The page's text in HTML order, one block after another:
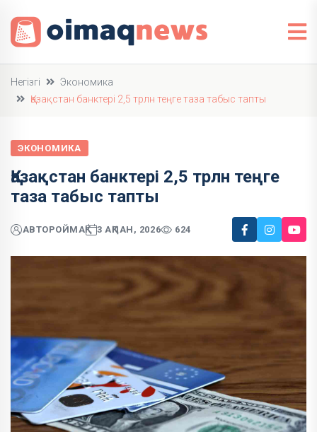
Негізгі
Экономика
Қазақстан банктері 2,5 трлн теңге таза табыс тапты
ЭКОНОМИКА
Қазақстан банктері 2,5 трлн теңге
таза табыс тапты
АВТОРОЙМАҚ 3 АҚПАН, 2026 624